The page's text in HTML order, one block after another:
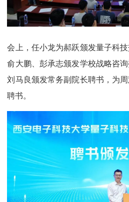
会上，任小龙为郝跃颁发量子科
俞大鹏、彭承志颁发学校战略咨
刘马良颁发常务副院长聘书，为
聘书。